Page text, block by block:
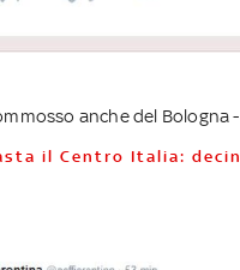
anche del Bologna -